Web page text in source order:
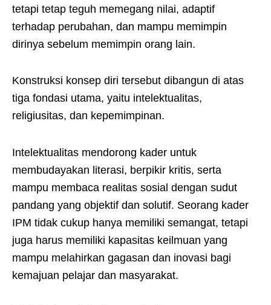
tetapi tetap teguh memegang nilai, adaptif
terhadap perubahan, dan mampu memimpin
dirinya sebelum memimpin orang lain.
Konstruksi konsep diri tersebut dibangun di atas
tiga fondasi utama, yaitu intelektualitas,
religiusitas, dan kepemimpinan.
Intelektualitas mendorong kader untuk
membudayakan literasi, berpikir kritis, serta
mampu membaca realitas sosial dengan sudut
pandang yang objektif dan solutif. Seorang kader
IPM tidak cukup hanya memiliki semangat, tetapi
juga harus memiliki kapasitas keilmuan yang
mampu melahirkan gagasan dan inovasi bagi
kemajuan pelajar dan masyarakat.